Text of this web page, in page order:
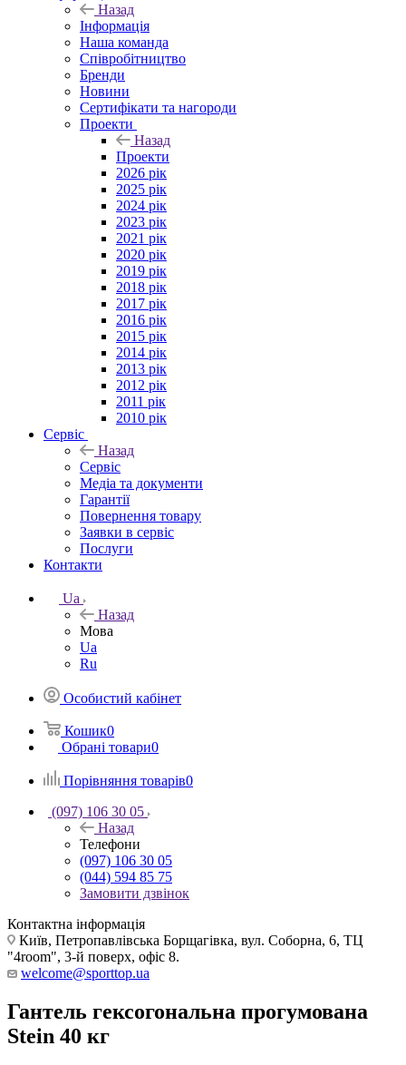
Назад
Інформація
Наша команда
Співробітництво
Бренди
Новини
Сертифікати та нагороди
Проекти
Назад
Проекти
2026 рік
2025 рік
2024 рік
2023 рік
2021 рік
2020 рік
2019 рік
2018 рік
2017 рік
2016 рік
2015 рік
2014 рік
2013 рік
2012 рік
2011 рік
2010 рік
Сервіс
Назад
Сервіс
Медіа та документи
Гарантії
Повернення товару
Заявки в сервіс
Послуги
Контакти
Ua
Назад
Мова
Ua
Ru
Особистий кабінет
Кошик0
Обрані товари0
Порівняння товарів0
(097) 106 30 05
Назад
Телефони
(097) 106 30 05
(044) 594 85 75
Замовити дзвінок
Контактна інформація
Київ, Петропавлівська Борщагівка, вул. Соборна, 6, ТЦ
"4room", 3-й поверх, офіс 8.
welcome@sporttop.ua
Гантель гексогональна прогумована
Stein 40 кг